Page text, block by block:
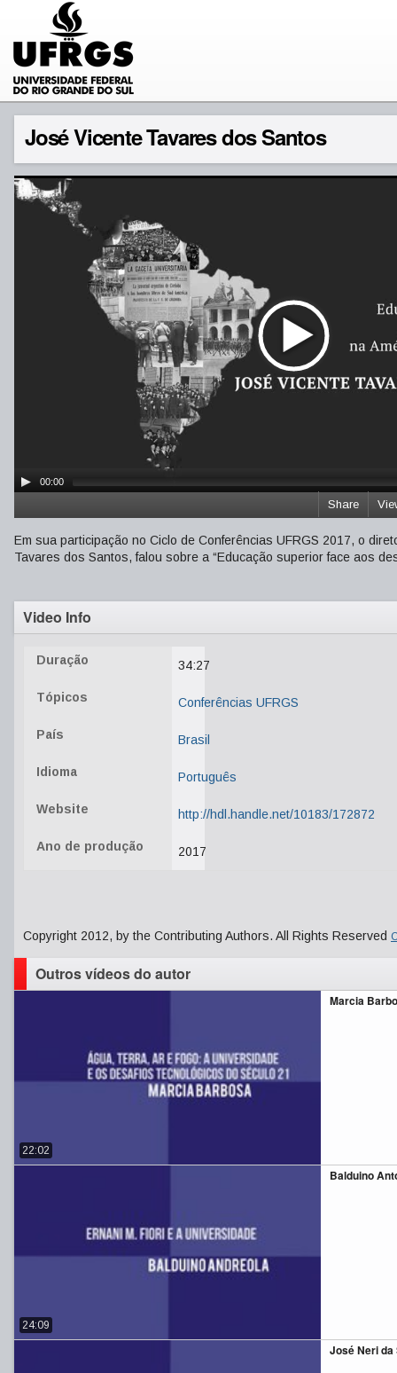
José Vicente Tavares dos Santos
00:00
Share
Em sua participação no Ciclo de Conferências UFRGS 2017, o
Tavares dos Santos, falou sobre a “Educação superior face aos
Video Info
Duração 34:27
Tópicos Conferências UFRGS
País Brasil
Idioma Português
Website http://hdl.handle.net/10183/172872
Ano de produção 2017
Copyright 2012, by the Contributing Authors. All Rights Reserved
Outros vídeos do autor
Marcia
22:02
Balduino
24:09
José Neri